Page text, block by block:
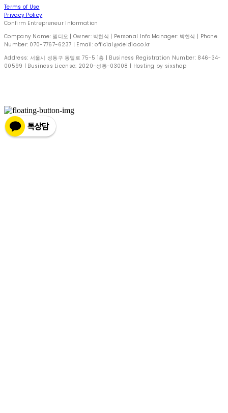
Terms of Use
Privacy Policy
Confirm Entrepreneur Information
Company Name: 델디오 | Owner: 박현식 | Personal Info Manager: 박현식 | Phone
Number: 070-7767-6237 | Email: official@deldio.co.kr
Address: 서울시 성동구 동일로 75-5 1층 | Business Registration Number: 846-34-
00599 | Business License: 2020-성동-03008 | Hosting by sixshop